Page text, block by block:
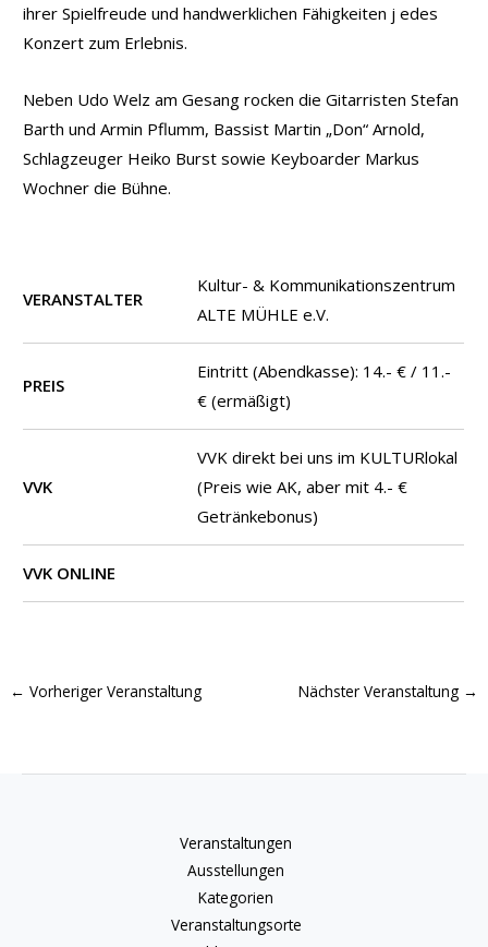
ihrer Spielfreude und handwerklichen Fähigkeiten j edes
Konzert zum Erlebnis.
Neben Udo Welz am Gesang rocken die Gitarristen Stefan
Barth und Armin Pflumm, Bassist Martin „Don“ Arnold,
Schlagzeuger Heiko Burst sowie Keyboarder Markus
Wochner die Bühne.
VERANSTALTER
Kultur- & Kommunikationszentrum
ALTE MÜHLE e.V.
PREIS
Eintritt (Abendkasse): 14.- € / 11.-
€ (ermäßigt)
VVK
VVK direkt bei uns im KULTURlokal
(Preis wie AK, aber mit 4.- €
Getränkebonus)
VVK ONLINE
← Vorheriger Veranstaltung Nächster Veranstaltung →
Veranstaltungen
Ausstellungen
Kategorien
Veranstaltungsorte